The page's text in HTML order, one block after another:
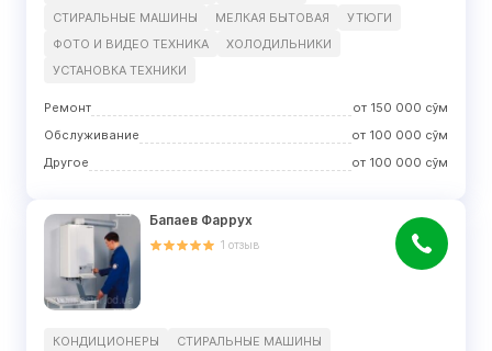
СТИРАЛЬНЫЕ МАШИНЫ
МЕЛКАЯ БЫТОВАЯ
УТЮГИ
ФОТО И ВИДЕО ТЕХНИКА
ХОЛОДИЛЬНИКИ
УСТАНОВКА ТЕХНИКИ
Ремонт от 150 000 сўм
Обслуживание
от 100 000 сўм
Другое
от 100 000 сўм
Бапаев Фаррух
1 отзыв
КОНДИЦИОНЕРЫ СТИРАЛЬНЫЕ МАШИНЫ